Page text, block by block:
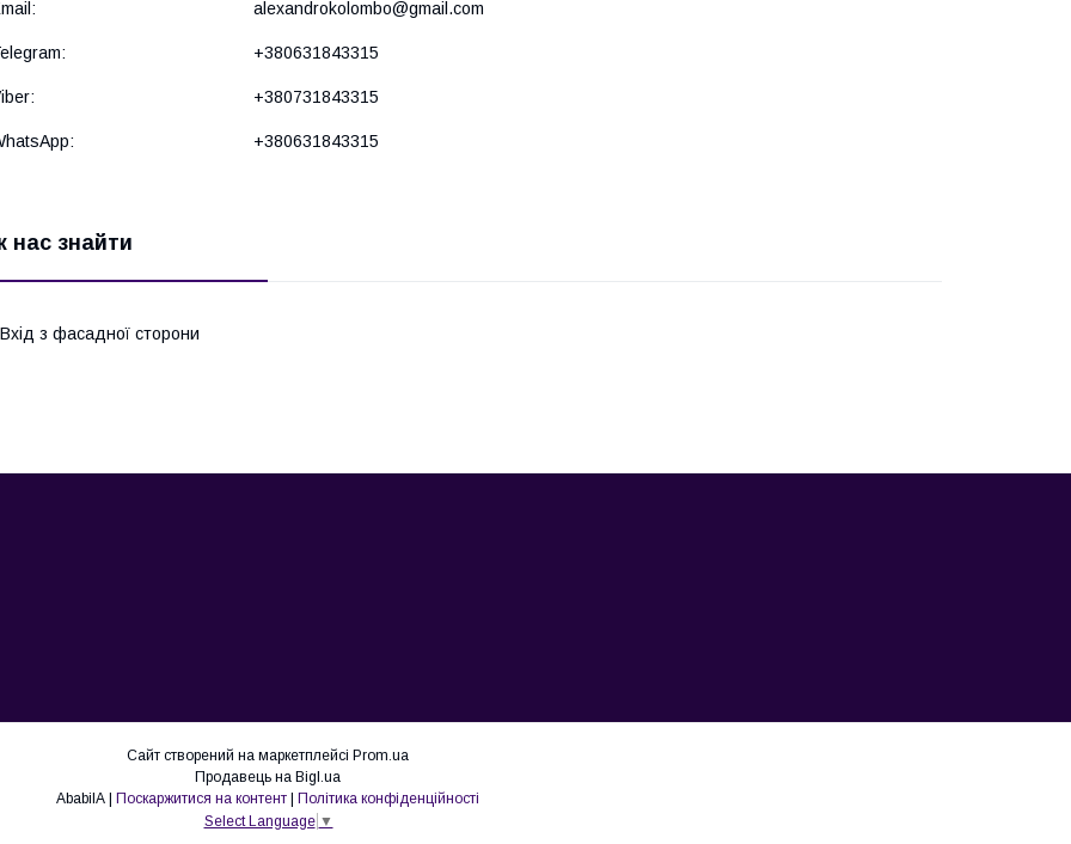
alexandrokolombo@gmail.com
+380631843315
+380731843315
+380631843315
нас знайти
Вхід з фасадної сторони
Сайт створений на маркетплейсі Prom.ua
Продавець на Bigl.ua
Поскаржитися на контент
Політика конфіденційності
Select Language ▼